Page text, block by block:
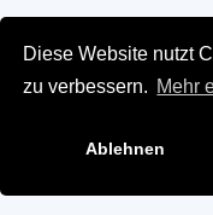
Diese Website nutzt
zu verbessern. Mehr
Ablehnen